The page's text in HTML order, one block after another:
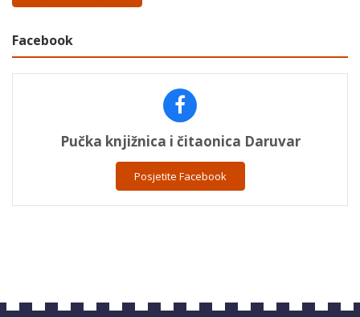
Facebook
Pučka knjižnica i čitaonica Daruvar
Posjetite Facebook